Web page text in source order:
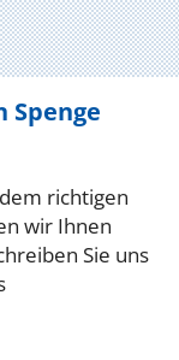
Spenge
richtigen
wir Ihnen
Sie uns